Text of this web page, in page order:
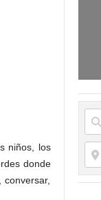
niños, los
donde